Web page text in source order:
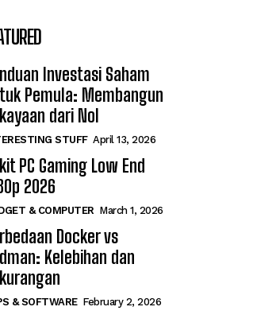
Investasi Saham
Pemula: Membangun
dari Nol
STUFF April 13, 2026
PC Gaming Low End
2026
& COMPUTER March 1, 2026
Docker vs
Kelebihan dan
& SOFTWARE February 2, 2026